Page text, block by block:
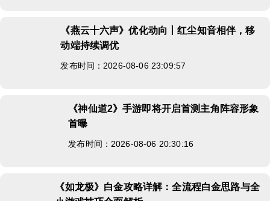
《燕云十六声》优化动向丨红尘知音相伴，
移动端持续调优
发布时间：2026-08-06 23:09:57
《神仙道2》手游即将开启首测主角阵容形象
首曝
发布时间：2026-08-06 20:30:16
《如龙极》白金攻略详解：全流程白金思路